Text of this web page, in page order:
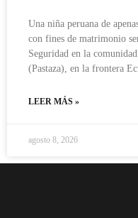
Una niña peruana de
con fines de matrimonio
Seguridad en la
(Pastaza), en la frontera
LEER MÁS »
agosto 8, 2026